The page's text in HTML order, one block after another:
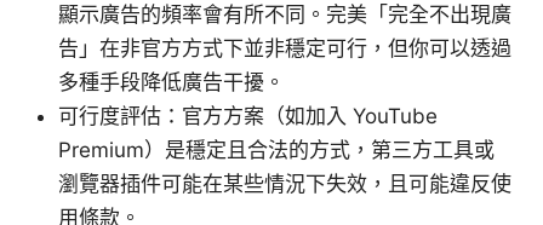
顯示廣告的頻率會有所不同。完美「完全不出現廣
告」在非官方方式下並非穩定可行，但你可以透過
多種手段降低廣告干擾。
可行度評估：官方方案（如加入 YouTube
Premium）是穩定且合法的方式，第三方工具或
瀏覽器插件可能在某些情況下失效，且可能違反使
用條款。